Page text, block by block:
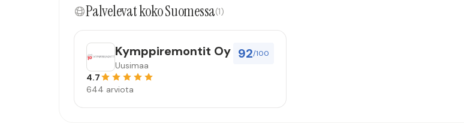
Palvelevat koko Suomessa(1)
92/100
Kymppiremontit Oy
Uusimaa
4.7
644 arviota